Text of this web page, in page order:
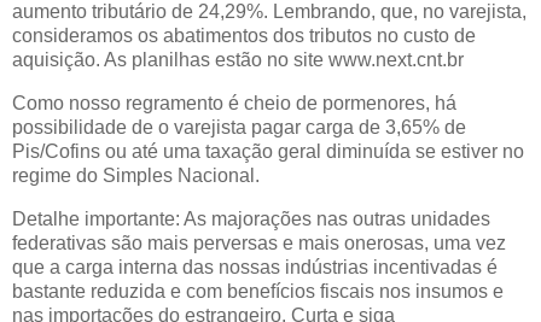
aumento tributário de 24,29%. Lembrando, que, no varejista,
consideramos os abatimentos dos tributos no custo de
aquisição. As planilhas estão no site www.next.cnt.br
Como nosso regramento é cheio de pormenores, há
possibilidade de o varejista pagar carga de 3,65% de
Pis/Cofins ou até uma taxação geral diminuída se estiver no
regime do Simples Nacional.
Detalhe importante: As majorações nas outras unidades
federativas são mais perversas e mais onerosas, uma vez
que a carga interna das nossas indústrias incentivadas é
bastante reduzida e com benefícios fiscais nos insumos e
nas importações do estrangeiro. Curta e siga